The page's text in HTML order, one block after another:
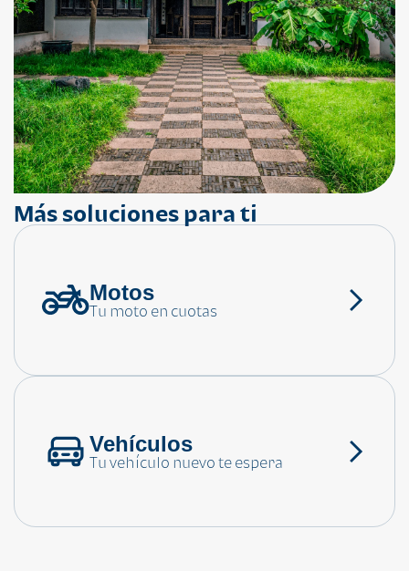
¿Necesitas ayuda?
Más soluciones para ti
Motos
Tu moto en cuotas
Vehículos
Tu vehículo nuevo te espera